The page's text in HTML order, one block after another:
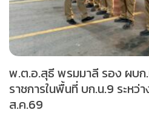
พ.ต.อ.สุธี พรมมาลี รอง ผบ
ราชการในพื้นที่ บก.น.9 ระหว่
ส.ค.69